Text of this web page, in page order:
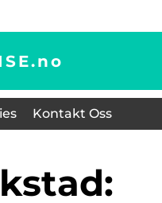
no
Kontakt Oss